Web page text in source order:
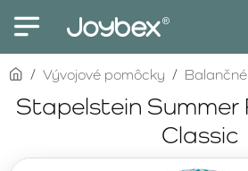
Stapelstein Summer
Classic
homeVývojové pomôcky